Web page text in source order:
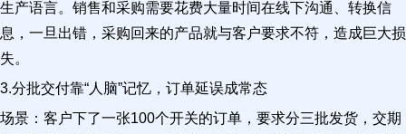
生产语言。销售和采购需要花费大量时间在线下沟通、转换信
息，一旦出错，采购回来的产品就与客户要求不符，造成巨大损
失。
3.分批交付靠“人脑”记忆，订单延误成常态
场景：客户下了一张100个开关的订单，要求分三批发货，交期